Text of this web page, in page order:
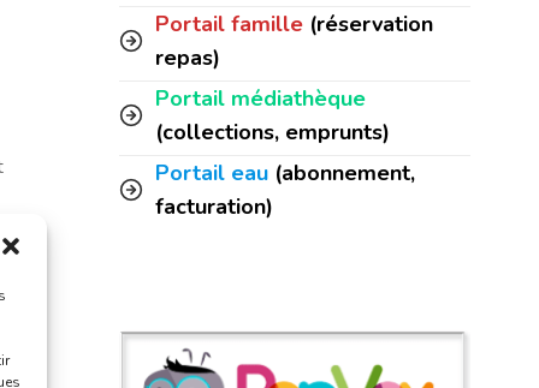
Portail famille (réservation
repas)
Portail médiathèque
(collections, emprunts)
Portail eau (abonnement,
facturation)